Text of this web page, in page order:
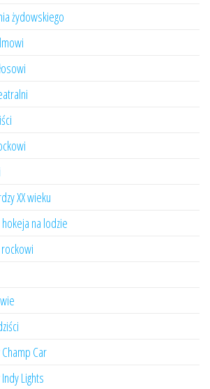
żydowskiego
XX wieku
na lodzie
Car
Lights